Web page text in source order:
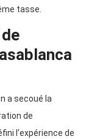
tasse.
a secoué la
de
l’expérience de